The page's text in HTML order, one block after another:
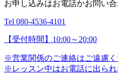
お申し込みはお電話かお問い
Tel 080-4536-4101
【受付時間】10:00～20:00
※営業関係のご連絡はご遠慮く
※レッスン中はお電話に出ら